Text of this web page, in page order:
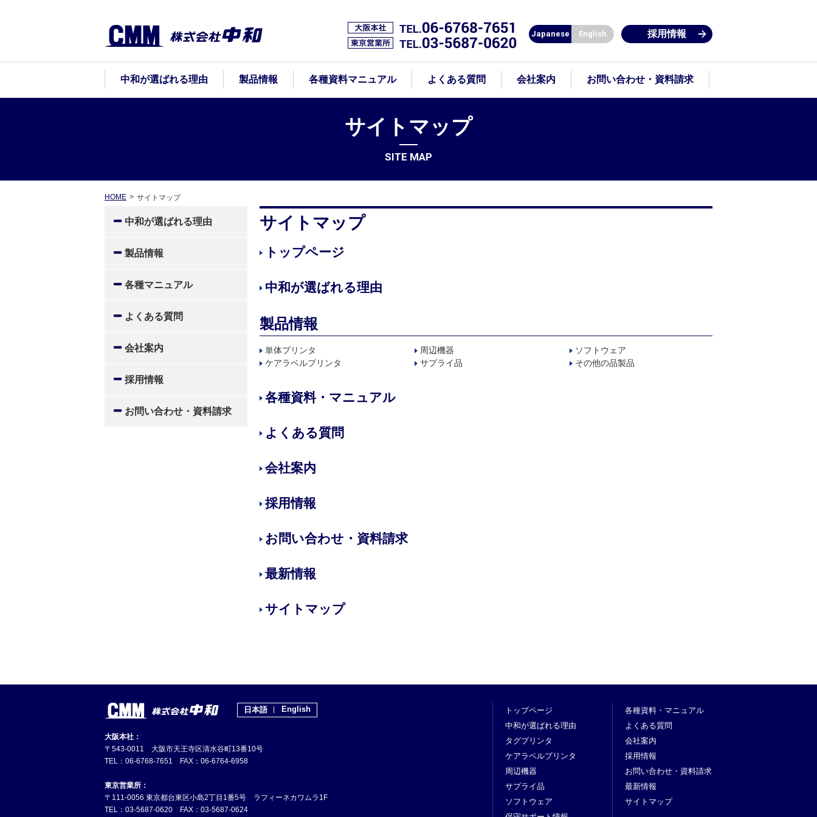
Japanese English 採用情報
中和が選ばれる理由 製品情報 各種資料マニュアル よくある質問 会社案内 お問い合わせ・資料請求
サイトマップ
SITE MAP
HOME サイトマップ
サイトマップ
トップページ
中和が選ばれる理由
製品情報
単体プリンタ 周辺機器
ソフトウェア
ケアラベルプリンタ
サプライ品 その他の品製品
各種資料・マニュアル
よくある質問
会社案内
採用情報
お問い合わせ・資料請求
最新情報
サイトマップ
中和が選ばれる理由
製品情報
各種マニュアル
よくある質問
会社案内
採用情報
お問い合わせ・資料請求
日本語 English
大阪本社：
〒543-0011 大阪市天王寺区清水谷町13番10号
TEL：06-6768-7651 FAX：06-6764-6958
東京営業所：
〒111-0056 東京都台東区小島2丁目1番5号 ラフィーネカワムラ1F
TEL：03-5687-0620 FAX：03-5687-0624
トップページ
中和が選ばれる理由
タグプリンタ
ケアラベルプリンタ
周辺機器
サプライ品
ソフトウェア
各種資料・マニュアル
よくある質問
会社案内
採用情報
お問い合わせ・資料請求
最新情報
サイトマップ